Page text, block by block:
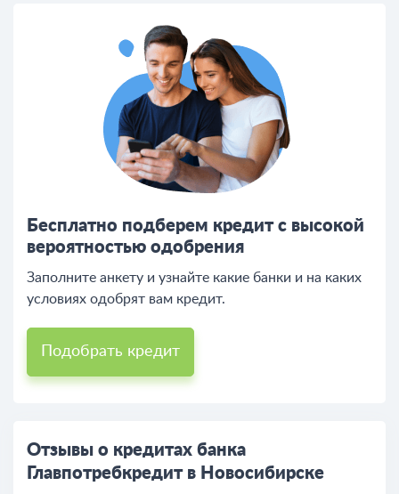
Бесплатно подберем кредит с высокой
вероятностью одобрения
Заполните анкету и узнайте какие банки и на каких
условиях одобрят вам кредит.
Подобрать кредит
Отзывы о кредитах банка
Главпотребкредит в Новосибирске